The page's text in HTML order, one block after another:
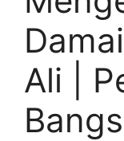
Ali |